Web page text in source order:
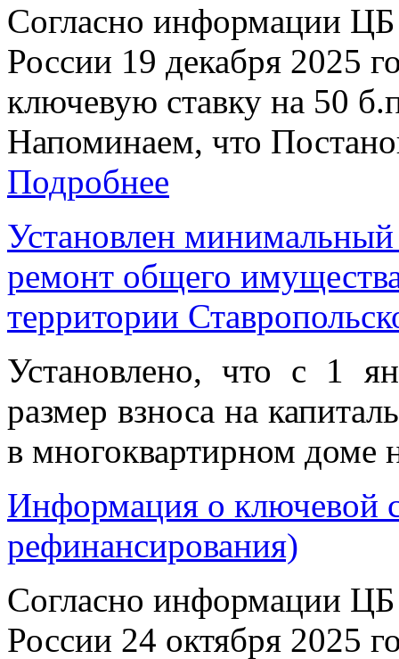
Согласно информации
России 19 декабря 2025
ключевую ставку на 50
Напоминаем, что
Подробнее
Установлен минимальный
ремонт общего
территории
Установлено, что с 1
размер взноса на
в многоквартирном доме
Информация о ключевой
рефинансирования)
Согласно информации
России 24 октября 2025